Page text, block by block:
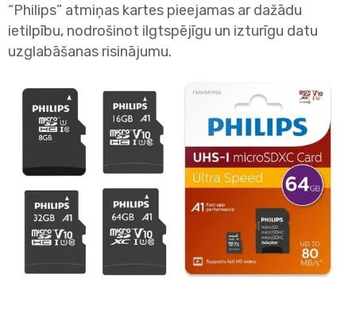
“Philips” atmiņas kartes pieejamas ar dažādu
ietilpību, nodrošinot ilgtspējīgu un izturīgu datu
uzglabāšanas risinājumu.